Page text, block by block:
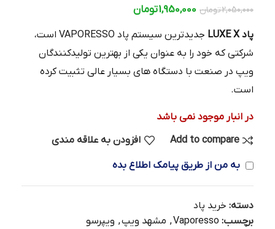
2,050,000تومان 1,950,000تومان
پاد LUXE X
جدیدترین سیستم پاد VAPORESSO است،
شرکتی که خود را به عنوان یکی از بهترین تولیدکنندگان
ویپ در صنعت با دستگاه های بسیار عالی تثبیت کرده
است.
در انبار موجود نمی باشد
Add to compare
افزودن به علاقه مندی
به من از طریق پیامک اطلاع بده
دسته: خرید پاد
برچسب: Vaporesso
, مشهد ویپ, ویپرسو